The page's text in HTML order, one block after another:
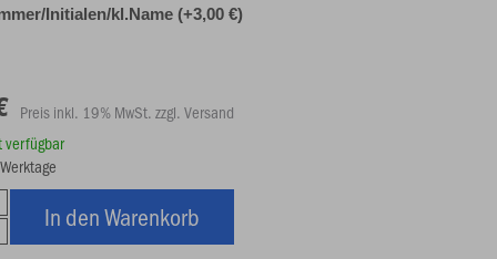
Initialen/kl.Name (+3,00 €)
Preis inkl. 19% MwSt. zzgl. Versand
verfügbar
In den Warenkorb